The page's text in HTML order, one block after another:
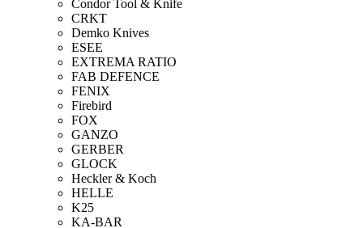
Condor Tool & Knife
CRKT
Demko Knives
ESEE
EXTREMA RATIO
FAB DEFENCE
FENIX
Firebird
FOX
GANZO
GERBER
GLOCK
Heckler & Koch
HELLE
K25
KA-BAR